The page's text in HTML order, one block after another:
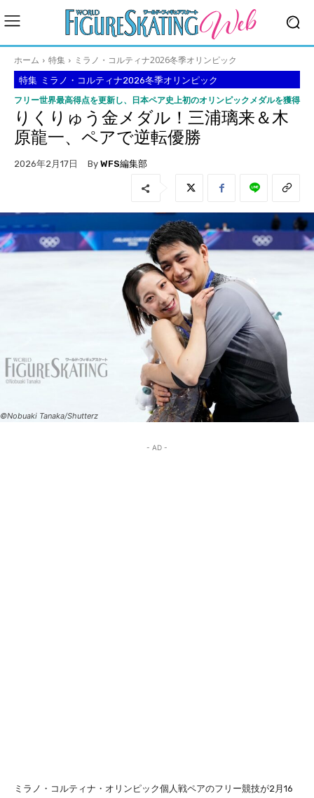
ホーム 特集 ミラノ・コルティナ2026冬季オリンピック
特集 ミラノ・コルティナ2026冬季オリンピック
フリー世界最高得点を更新し、日本ペア史上初のオリンピックメダルを獲得
りくりゅう金メダル！三浦璃来＆木
原龍一、ペアで逆転優勝
2026年2月17日 By WFS編集部
©Nobuaki Tanaka/Shutterz
- AD -
ミラノ・コルティナ・オリンピック個人戦ペアのフリー競技が2月16